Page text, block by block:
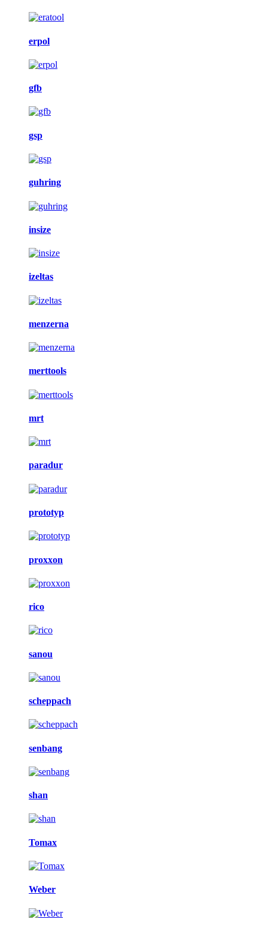
erpol
gfb
gsp
guhring
insize
izeltas
menzerna
merttools
mrt
paradur
prototyp
proxxon
rico
sanou
scheppach
senbang
shan
Tomax
Weber